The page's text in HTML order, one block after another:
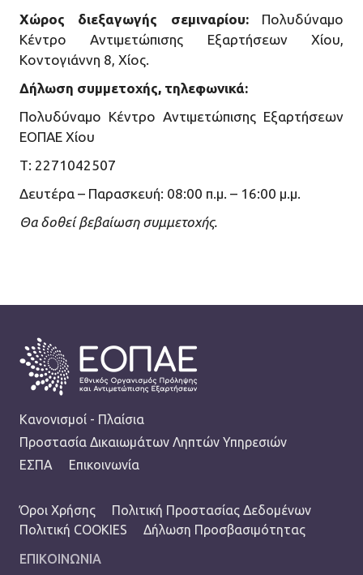
Χώρος διεξαγωγής σεμιναρίου: Πολυδύναμο
Κέντρο Αντιμετώπισης Εξαρτήσεων Χίου,
Κοντογιάννη 8, Χίος.
Δήλωση συμμετοχής, τηλεφωνικά:
Πολυδύναμο Κέντρο Αντιμετώπισης Εξαρτήσεων
ΕΟΠΑΕ Χίου
Τ: 2271042507
Δευτέρα – Παρασκευή: 08:00 π.μ. – 16:00 μ.μ.
Θα δοθεί βεβαίωση συμμετοχής.
FOOTER
Κανονισμοί - Πλαίσια
Προστασία Δικαιωμάτων Ληπτών Υπηρεσιών
ΕΣΠΑ
Επικοινωνία
TERMS MENU
Όροι Χρήσης
Πολιτική Προστασίας Δεδομένων
Πολιτική COOKIES
Δήλωση Προσβασιμότητας
ΕΠΙΚΟΙΝΩΝΙΑ